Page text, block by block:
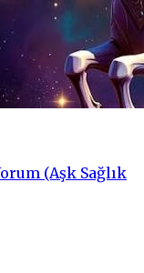
(Aşk Sağlık